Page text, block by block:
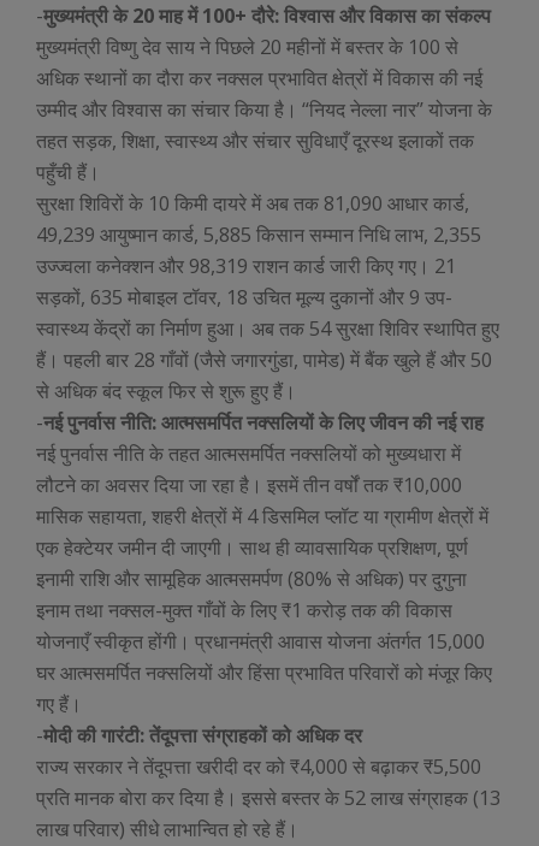
-मुख्यमंत्री के 20 माह में 100+ दौरे: विश्वास और विकास का संकल्प
मुख्यमंत्री विष्णु देव साय ने पिछले 20 महीनों में बस्तर के 100 से
अधिक स्थानों का दौरा कर नक्सल प्रभावित क्षेत्रों में विकास की नई
उम्मीद और विश्वास का संचार किया है। “नियद नेल्ला नार” योजना के
तहत सड़क, शिक्षा, स्वास्थ्य और संचार सुविधाएँ दूरस्थ इलाकों तक
पहुँची हैं।
सुरक्षा शिविरों के 10 किमी दायरे में अब तक 81,090 आधार कार्ड,
49,239 आयुष्मान कार्ड, 5,885 किसान सम्मान निधि लाभ, 2,355
उज्ज्वला कनेक्शन और 98,319 राशन कार्ड जारी किए गए। 21
सड़कों, 635 मोबाइल टॉवर, 18 उचित मूल्य दुकानों और 9 उप-
स्वास्थ्य केंद्रों का निर्माण हुआ। अब तक 54 सुरक्षा शिविर स्थापित हुए
हैं। पहली बार 28 गाँवों (जैसे जगारगुंडा, पामेड) में बैंक खुले हैं और 50
से अधिक बंद स्कूल फिर से शुरू हुए हैं।
-नई पुनर्वास नीति: आत्मसमर्पित नक्सलियों के लिए जीवन की नई राह
नई पुनर्वास नीति के तहत आत्मसमर्पित नक्सलियों को मुख्यधारा में
लौटने का अवसर दिया जा रहा है। इसमें तीन वर्षों तक ₹10,000
मासिक सहायता, शहरी क्षेत्रों में 4 डिसमिल प्लॉट या ग्रामीण क्षेत्रों में
एक हेक्टेयर जमीन दी जाएगी। साथ ही व्यावसायिक प्रशिक्षण, पूर्ण
इनामी राशि और सामूहिक आत्मसमर्पण (80% से अधिक) पर दुगुना
इनाम तथा नक्सल-मुक्त गाँवों के लिए ₹1 करोड़ तक की विकास
योजनाएँ स्वीकृत होंगी। प्रधानमंत्री आवास योजना अंतर्गत 15,000
घर आत्मसमर्पित नक्सलियों और हिंसा प्रभावित परिवारों को मंजूर किए
गए हैं।
-मोदी की गारंटी: तेंदूपत्ता संग्राहकों को अधिक दर
राज्य सरकार ने तेंदूपत्ता खरीदी दर को ₹4,000 से बढ़ाकर ₹5,500
प्रति मानक बोरा कर दिया है। इससे बस्तर के 52 लाख संग्राहक (13
लाख परिवार) सीधे लाभान्वित हो रहे हैं।